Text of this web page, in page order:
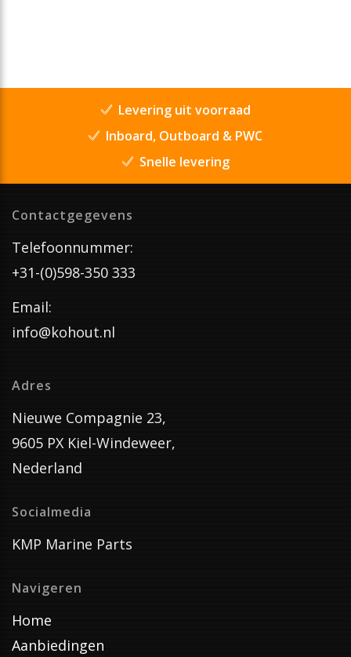
Levering uit voorraad
Inboard, Outboard & PWC
Snelle levering
Contactgegevens
Telefoonnummer:
+31-(0)598-350 333
Email:
info@kohout.nl
Adres
Nieuwe Compagnie 23,
9605 PX Kiel-Windeweer,
Nederland
Socialmedia
KMP Marine Parts
Navigeren
Home
Aanbiedingen